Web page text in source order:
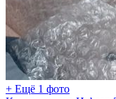
+ Ещё 1 фото